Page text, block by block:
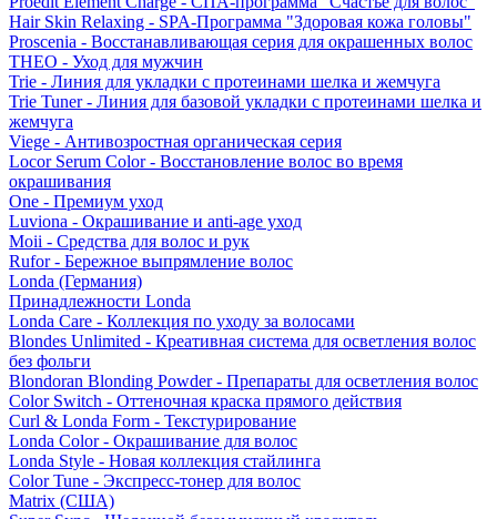
Hair Skin Relaxing - SPA-Программа "Здоровая кожа головы"
Proscenia - Восстанавливающая серия для окрашенных волос
THEO - Уход для мужчин
Trie - Линия для укладки с протеинами шелка и жемчуга
Trie Tuner - Линия для базовой укладки с протеинами шелка и
жемчуга
Viege - Антивозростная органическая серия
Locor Serum Color - Восстановление волос во время
окрашивания
One - Премиум уход
Luviona - Окрашивание и anti-age уход
Moii - Средства для волос и рук
Rufor - Бережное выпрямление волос
Londa (Германия)
Принадлежности Londa
Londa Care - Коллекция по уходу за волосами
Blondes Unlimited - Креативная система для осветления волос
без фольги
Blondoran Blonding Powder - Препараты для осветления волос
Color Switch - Оттеночная краска прямого действия
Curl & Londa Form - Текстурирование
Londa Color - Окрашивание для волос
Londa Style - Новая коллекция стайлинга
Color Tune - Экспресс-тонер для волос
Matrix (США)